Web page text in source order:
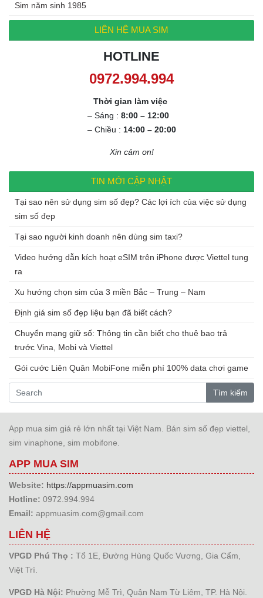
Sim năm sinh 1985
LIÊN HỆ MUA SIM
HOTLINE
0972.994.994
Thời gian làm việc
– Sáng : 8:00 – 12:00
– Chiều : 14:00 – 20:00
Xin cảm ơn!
TIN MỚI CẬP NHẬT
Tại sao nên sử dụng sim số đẹp? Các lợi ích của việc sử dụng
sim số đẹp
Tại sao người kinh doanh nên dùng sim taxi?
Video hướng dẫn kích hoạt eSIM trên iPhone được Viettel tung
ra
Xu hướng chọn sim của 3 miền Bắc – Trung – Nam
Định giá sim số đẹp liệu bạn đã biết cách?
Chuyển mạng giữ số: Thông tin cần biết cho thuê bao trả
trước Vina, Mobi và Viettel
Gói cước Liên Quân MobiFone miễn phí 100% data chơi game
Tìm kiếm
App mua sim giá rẻ lớn nhất tại Việt Nam. Bán sim số đẹp viettel,
sim vinaphone, sim mobifone.
APP MUA SIM
Website: https://appmuasim.com
Hotline: 0972.994.994
Email: appmuasim.com@gmail.com
LIÊN HỆ
VPGD Phú Thọ : Tổ 1E, Đường Hùng Quốc Vương, Gia Cẩm,
Việt Trì.
VPGD Hà Nội: Phường Mễ Trì, Quận Nam Từ Liêm, TP. Hà Nội.